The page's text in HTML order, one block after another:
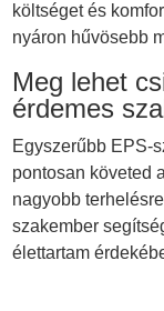
költséget és
nyáron hűvösebb
Meg lehet
érdemes
Egyszerűbb EPS-
pontosan követed
nagyobb
szakember
élettartam